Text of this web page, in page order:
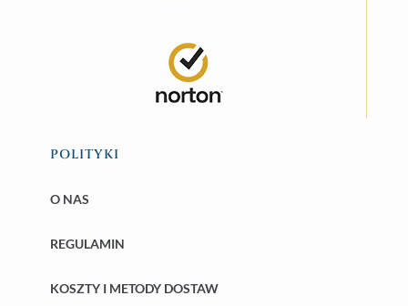
POLITYKI
O NAS
REGULAMIN
KOSZTY I METODY DOSTAW